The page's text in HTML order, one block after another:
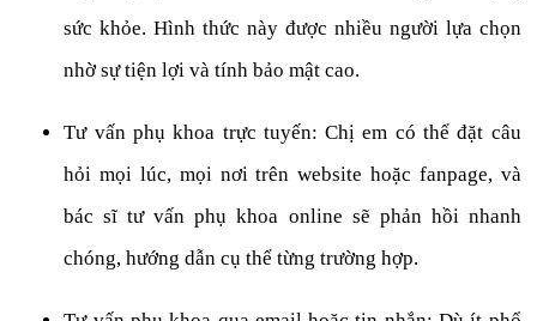
sức khỏe. Hình thức này được nhiều người lựa chọn
nhờ sự tiện lợi và tính bảo mật cao.
Tư vấn phụ khoa trực tuyến: Chị em có thể đặt câu
hỏi mọi lúc, mọi nơi trên website hoặc fanpage, và
bác sĩ tư vấn phụ khoa online sẽ phản hồi nhanh
chóng, hướng dẫn cụ thể từng trường hợp.